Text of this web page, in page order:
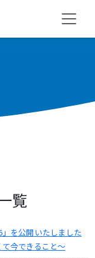
覧
」を公開いたしました
今できること～